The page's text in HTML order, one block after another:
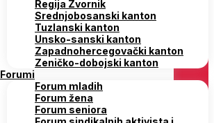
Regija Zvornik
Srednjobosanski kanton
Tuzlanski kanton
Unsko-sanski kanton
Zapadnohercegovački kanton
Zeničko-dobojski kanton
Forumi
Forum mladih
Forum žena
Forum seniora